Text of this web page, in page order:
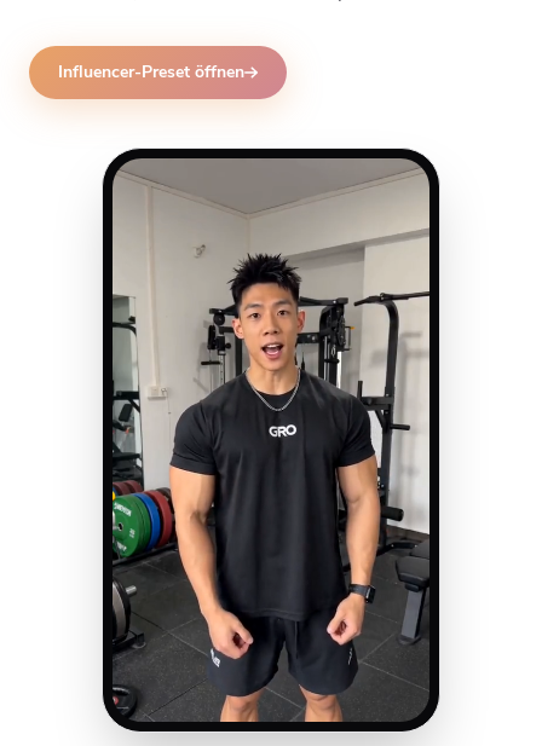
Influencer-Preset öffnen